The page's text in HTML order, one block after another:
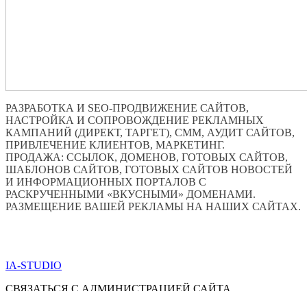
РАЗРАБОТКА И SEO-ПРОДВИЖЕНИЕ САЙТОВ,
НАСТРОЙКА И СОПРОВОЖДЕНИЕ РЕКЛАМНЫХ
КАМПАНИЙ (ДИРЕКТ, ТАРГЕТ), СММ, АУДИТ САЙТОВ,
ПРИВЛЕЧЕНИЕ КЛИЕНТОВ, МАРКЕТИНГ.
ПРОДАЖА: ССЫЛОК, ДОМЕНОВ, ГОТОВЫХ САЙТОВ,
ШАБЛОНОВ САЙТОВ, ГОТОВЫХ САЙТОВ НОВОСТЕЙ
И ИНФОРМАЦИОННЫХ ПОРТАЛОВ С
РАСКРУЧЕННЫМИ «ВКУСНЫМИ» ДОМЕНАМИ.
РАЗМЕЩЕНИЕ ВАШЕЙ РЕКЛАМЫ НА НАШИХ САЙТАХ.
IA-STUDIO
СВЯЗАТЬСЯ С АДМИНИСТРАЦИЕЙ САЙТА